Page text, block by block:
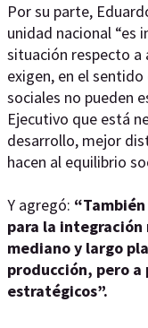
Por su parte,
unidad nacional “es
situación respecto a
exigen, en el
sociales no pueden
Ejecutivo que está
desarrollo, mejor
hacen al equilibrio
Y agregó:
para la
mediano y largo
producción, pero
estratégicos”.